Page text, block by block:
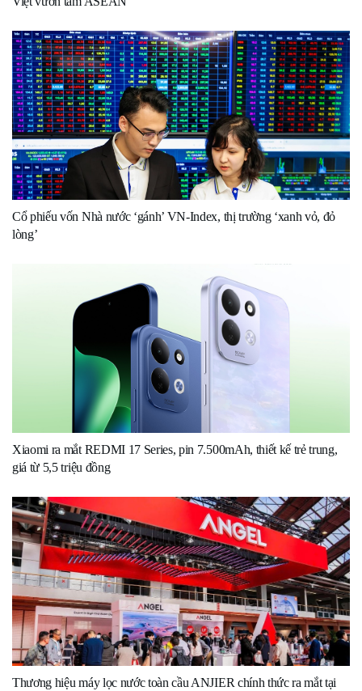
Cổ phiếu vốn Nhà nước ‘gánh’ VN-Index, thị trường ‘xanh vỏ, đỏ
lòng’
Xiaomi ra mắt REDMI 17 Series, pin 7.500mAh, thiết kế trẻ trung,
giá từ 5,5 triệu đồng
Thương hiệu máy lọc nước toàn cầu ANJIER chính thức ra mắt tại